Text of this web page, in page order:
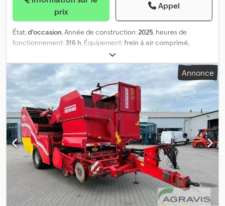
prix
Appel
État:d'occasion, Année de construction:2025, heures de
fonctionnement: 316 h, Équipement:frein à air comprimé,
, EVO 280 CS GEN II [0010] Grimme,
récolteuse de pommes de terre Evo 280 CS Gen2 [0020] dans la
configuration de série, en plus : [0030] Manuel d'utilisation en
allemand [0040] Homologation CE complète [0050] Version
Performance - Line [0060] Attelage Ø 80 mm [0070] Arbre de
prise de force 1 3/8" avec 6 dents [0080] Entraînement avec
régime de prise de force de 1000 tr/min [0090] Entraînement
entièrement hydraulique de tous les tamis et séparateurs [0100]
Entraînement direct [0110] Espacement des rangs : 75 cm [0120]
Largeur de ramassage : 580 mm [0130] Tambours de terre [0140] 2
socs longs à lames [0150] Soc central réglable séparément à la
place du soc central [0160] Six disques [0170] Réglage de la
profondeur de récolte depuis le terminal [0180] Terra Tronic
[0190] Détection automatique du centre des buttes [0200] 2 six
disques [0210] 2 racloirs anti-herbes [0220] Sans bande de
Annonce